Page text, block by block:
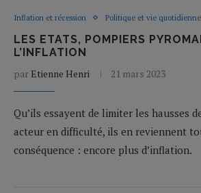
Inflation et récession Politique et vie quotidienne
LES ETATS, POMPIERS
L’INFLATION
par Etienne Henri 21 mars 2023
Qu’ils essayent de limiter les hausses
acteur en difficulté, ils en reviennent
conséquence : encore plus d’inflation.